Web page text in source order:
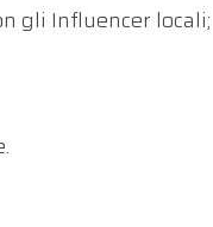
gli Influencer locali;